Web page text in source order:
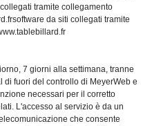
tramite collegamento
da siti collegati tramite
7 giorni alla settimana, tranne
di fuori del controllo di MeyerWeb e
necessari per il corretto
L'accesso al servizio è da un
che consente